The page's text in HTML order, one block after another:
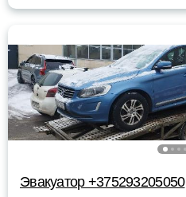
Эвакуатор +375293205050